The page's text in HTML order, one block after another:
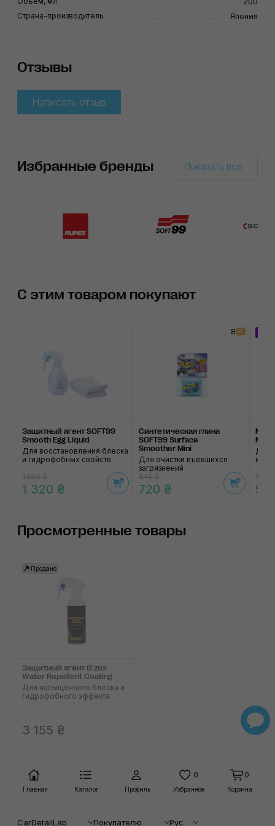
Страна-производитель Япония
Отзывы
Написать отзыв
Избранные бренды Показать все
С этим товаром покупают
Защитный агент SOFT99
Smooth Egg Liquid
Для восстановления блеска
и гидрофобных свойств
1 550 ₴
1 320 ₴
8
Синтетическая глина
SOFT99 Surface
Smoother Mini
Для очистки въевшихся
загрязнений
845 ₴
720 ₴
Мусс
Для
и
1 125
Просмотренные товары
Продано
Защитный агент G’zox
Water Repellent Coating
Для насыщенного блеска и
гидрофобного эффекта
3 155 ₴
Главная Каталог Профиль
0
Избранное
0
Корзина
CarDetailLab Покупателю Рус